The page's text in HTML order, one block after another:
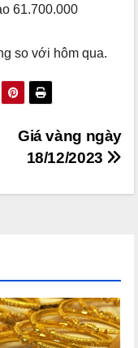
61.700.000
so với hôm qua.
Giá vàng ngày
18/12/2023